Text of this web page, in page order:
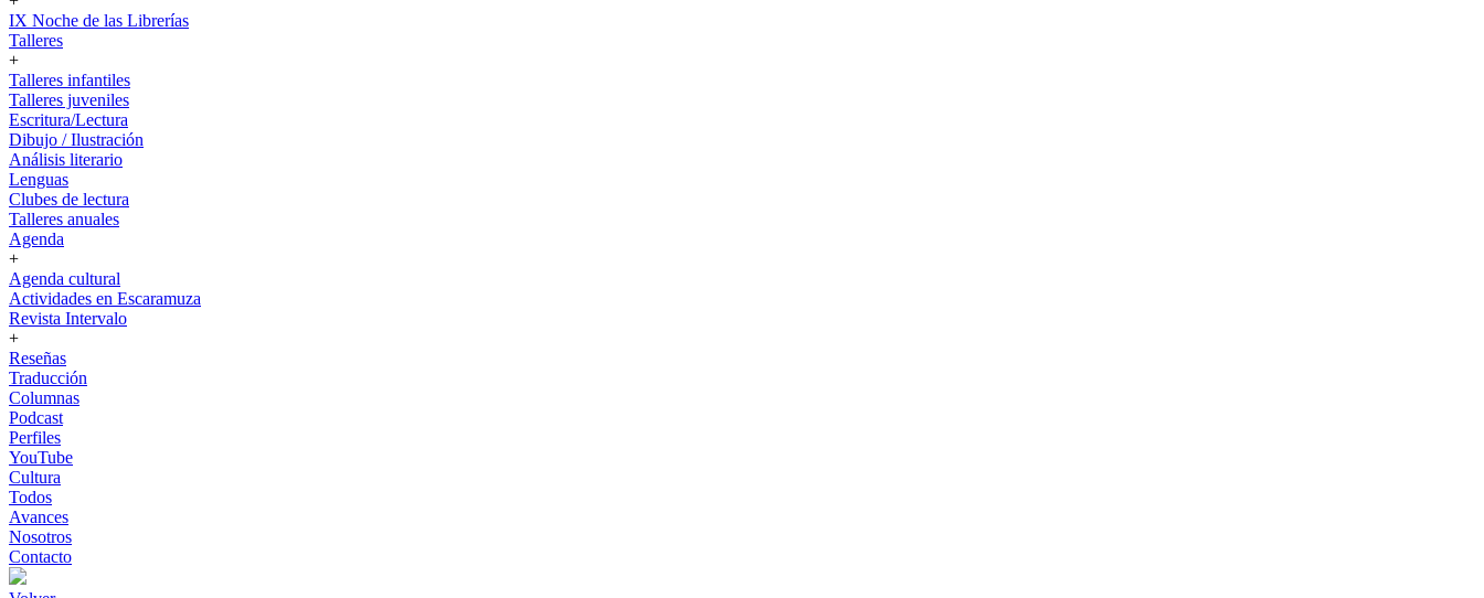
IX Noche de las Librerías
Talleres
+
Talleres infantiles
Talleres juveniles
Escritura/Lectura
Dibujo / Ilustración
Análisis literario
Lenguas
Clubes de lectura
Talleres anuales
Agenda
+
Agenda cultural
Actividades en Escaramuza
Revista Intervalo
+
Reseñas
Traducción
Columnas
Podcast
Perfiles
YouTube
Cultura
Todos
Avances
Nosotros
Contacto